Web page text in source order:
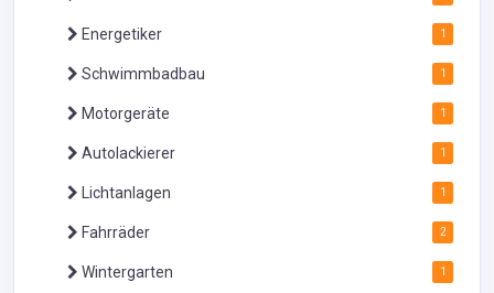
Energetiker 1
Schwimmbadbau 1
Motorgeräte 1
Autolackierer 1
Lichtanlagen 1
Fahrräder 2
Wintergarten 1